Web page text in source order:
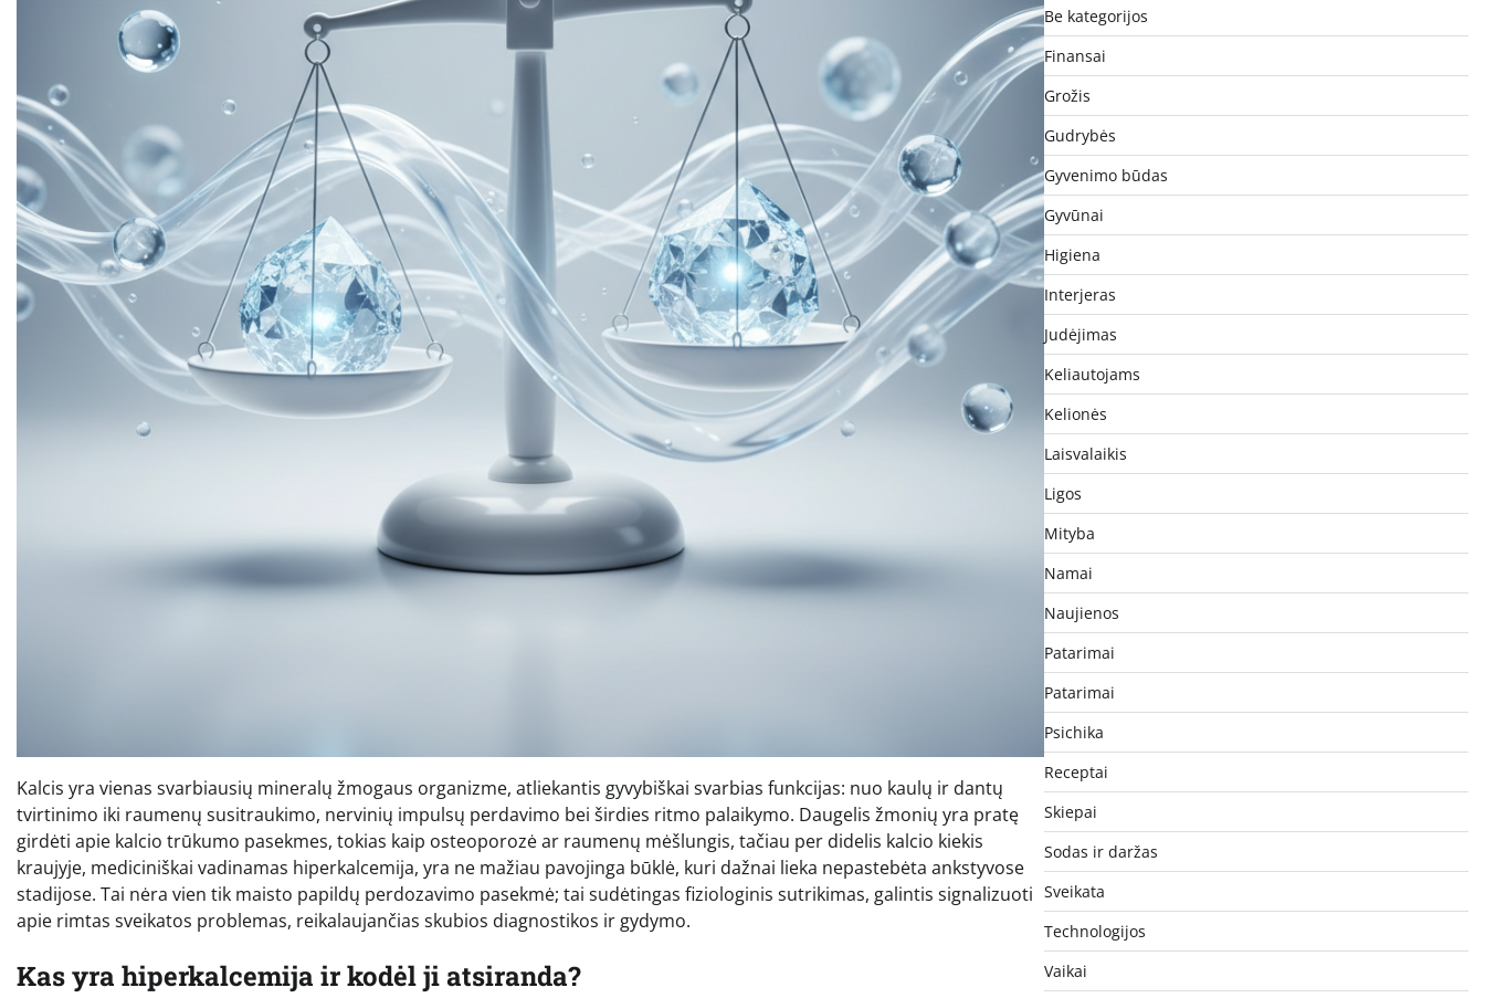
Kalcis yra vienas svarbiausių mineralų žmogaus organizme, atliekantis gyvybiškai svarbias funkcijas: nuo kaulų ir dantų
tvirtinimo iki raumenų susitraukimo, nervinių impulsų perdavimo bei širdies ritmo palaikymo. Daugelis žmonių yra pratę
girdėti apie kalcio trūkumo pasekmes, tokias kaip osteoporozė ar raumenų mėšlungis, tačiau per didelis kalcio kiekis
kraujyje, mediciniškai vadinamas hiperkalcemija, yra ne mažiau pavojinga būklė, kuri dažnai lieka nepastebėta ankstyvose
stadijose. Tai nėra vien tik maisto papildų perdozavimo pasekmė; tai sudėtingas fiziologinis sutrikimas, galintis signalizuoti
apie rimtas sveikatos problemas, reikalaujančias skubios diagnostikos ir gydymo.
Kas yra hiperkalcemija ir kodėl ji atsiranda?
Be kategorijos
Finansai
Grožis
Gudrybės
Gyvenimo būdas
Gyvūnai
Higiena
Interjeras
Judėjimas
Keliautojams
Kelionės
Laisvalaikis
Ligos
Mityba
Namai
Naujienos
Patarimai
Patarimai
Psichika
Receptai
Skiepai
Sodas ir daržas
Sveikata
Technologijos
Vaikai